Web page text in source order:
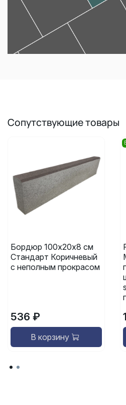
Сопутствующие товары
Бордюр 100х20х8 см
Стандарт Коричневый
с неполным прокрасом
536 ₽
В корзину